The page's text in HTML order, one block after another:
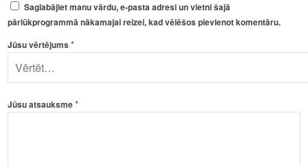
Saglabājiet manu vārdu, e-pasta adresi un vietni šajā
pārlūkprogrammā nākamajai reizei, kad vēlēšos pievienot komentāru.
Jūsu vērtējums*
Jūsu atsauksme*